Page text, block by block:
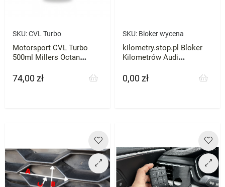
SKU:CVL Turbo
Motorsport CVL Turbo
500ml Millers Octan
Cena
74,00 zł
SKU: Bloker wycena
kilometry.stop.pl Bloker
Kilometrów Audi
każde zatrzymaj licznik
przebieg
Cena
0,00 zł